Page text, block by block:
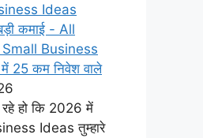
Ideas
कमाई - All
Business
25 कम निवेश वाले
हो कि 2026 में
Ideas तुम्हारे